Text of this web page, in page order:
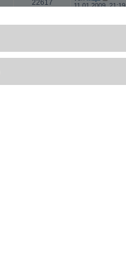
22617
11.01.2009, 21:19
35138
20438